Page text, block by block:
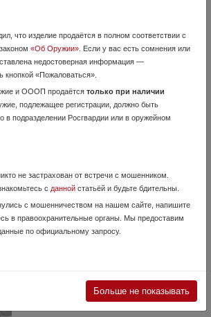
Ростовская область, Шахты
комплект с коробкой и чеком. Куплен в 22-
Состояние идеальное. Работает
что изделие продаётся в полном соответствии с
«Об Оружии». Если у вас есть сомнения или
недостоверная информация —
кнопкой «Пожаловаться».
и ОООП продаётся только при наличии
подлежащее регистрации, должно быть
в подразделении Росгвардии или в оружейном
не застрахован от встречи с мошенником.
с даннойстатьёй и будьте бдительны.
с мошенничеством на нашем сайте, напишите
в правоохранительные органы. Мы предоставим
по официальному запросу.
Больше не показывать